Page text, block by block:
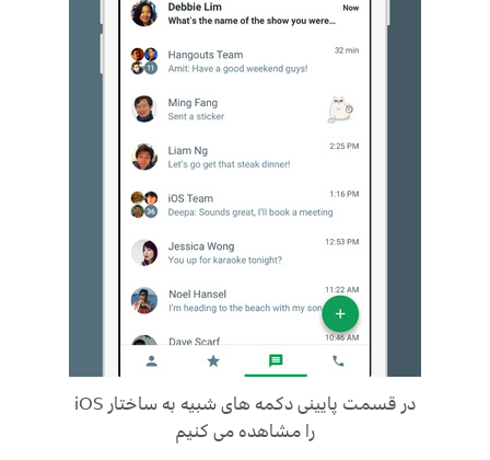
در قسمت پایینی دکمه های شبیه به ساختار iOS
را مشاهده می کنیم